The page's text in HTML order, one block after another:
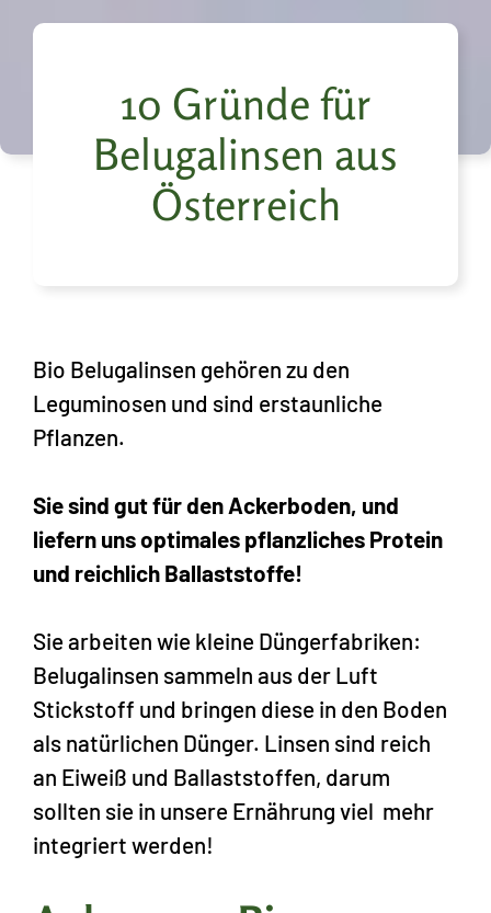
10 Gründe für
Belugalinsen aus
Österreich
Bio Belugalinsen gehören zu den
Leguminosen und sind erstaunliche
Pflanzen.
Sie sind gut für den Ackerboden, und
liefern uns optimales pflanzliches Protein
und reichlich Ballaststoffe!
Sie arbeiten wie kleine Düngerfabriken:
Belugalinsen sammeln aus der Luft
Stickstoff und bringen diese in den Boden
als natürlichen Dünger. Linsen sind reich
an Eiweiß und Ballaststoffen, darum
sollten sie in unsere Ernährung viel mehr
integriert werden!